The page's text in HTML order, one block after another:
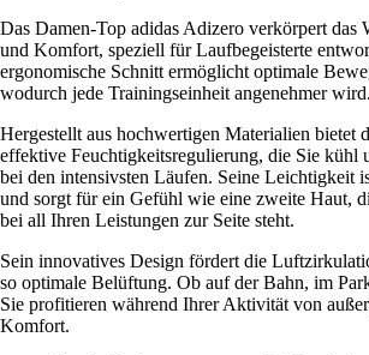
Das Damen-Top adidas Adizero verkörpert das
und Komfort, speziell für Laufbegeisterte
ergonomische Schnitt ermöglicht optimale
wodurch jede Trainingseinheit angenehmer wird.
Hergestellt aus hochwertigen Materialien bietet
effektive Feuchtigkeitsregulierung, die Sie kühl
bei den intensivsten Läufen. Seine Leichtigkeit
und sorgt für ein Gefühl wie eine zweite Haut,
bei all Ihren Leistungen zur Seite steht.
Sein innovatives Design fördert die
so optimale Belüftung. Ob auf der Bahn, im
Sie profitieren während Ihrer Aktivität von
Komfort.